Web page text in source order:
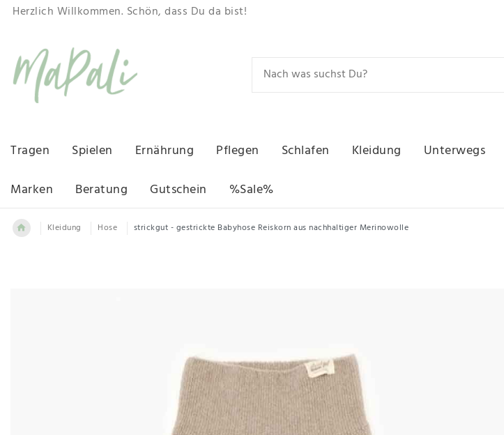
Herzlich Willkommen. Schön, dass Du da bist!
Tragen Spielen Ernährung Pflegen Schlafen Kleidung Unterwegs
Marken
Beratung Gutschein %Sale%
Kleidung Hose strickgut - gestrickte Babyhose Reiskorn aus nachhaltiger Merinowolle